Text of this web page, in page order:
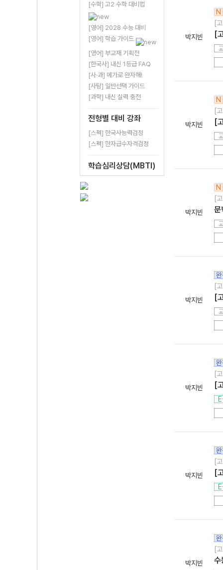
[수학] 고2 수학 대비법
[영어] 2028 수능 대비
[영어] 학습 가이드
[영어] 부교재 기획전
[한국사] 내신 1등급 FAQ
[사·과] 메가로 완자해!
[사탐] 일반선택 가이드
[과학] 내신 실력 충전
전형별 대비 강좌
[스펙] 한국사능력검정
[스펙] 한자급수자격검정
학습심리상담(MBTI)
박지빈
N
[
[
박지빈
N
[
[
박지빈
N
[
문
박지빈
[
[
박지빈
[
[
박지빈
[
[
박지빈
[
수